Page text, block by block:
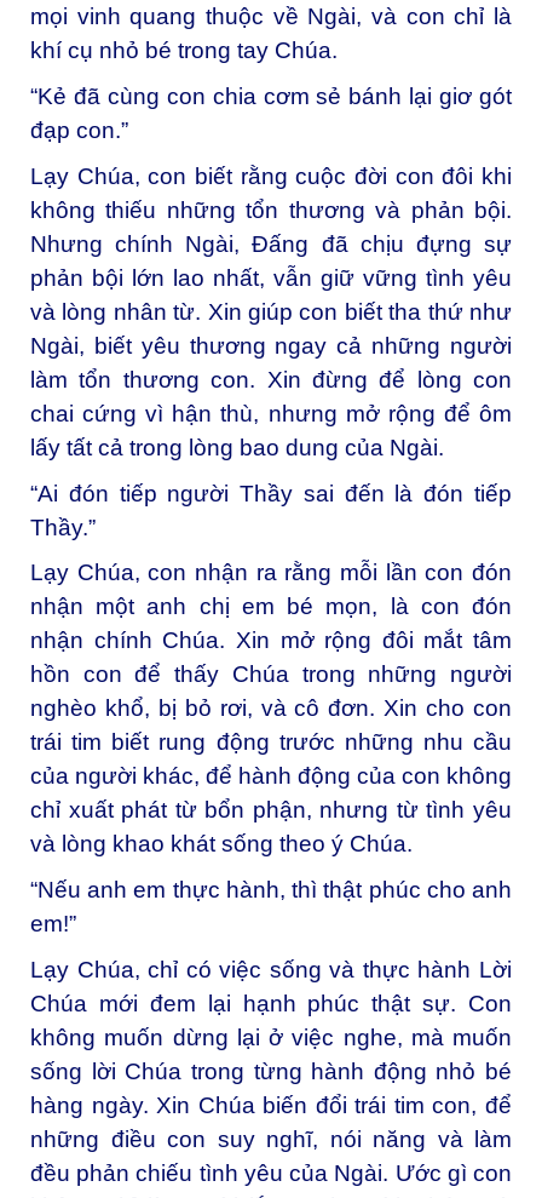
mọi vinh quang thuộc về Ngài, và con chỉ là
khí cụ nhỏ bé trong tay Chúa.
“Kẻ đã cùng con chia cơm sẻ bánh lại giơ gót
đạp con.”
Lạy Chúa, con biết rằng cuộc đời con đôi khi
không thiếu những tổn thương và phản bội.
Nhưng chính Ngài, Đấng đã chịu đựng sự
phản bội lớn lao nhất, vẫn giữ vững tình yêu
và lòng nhân từ. Xin giúp con biết tha thứ như
Ngài, biết yêu thương ngay cả những người
làm tổn thương con. Xin đừng để lòng con
chai cứng vì hận thù, nhưng mở rộng để ôm
lấy tất cả trong lòng bao dung của Ngài.
“Ai đón tiếp người Thầy sai đến là đón tiếp
Thầy.”
Lạy Chúa, con nhận ra rằng mỗi lần con đón
nhận một anh chị em bé mọn, là con đón
nhận chính Chúa. Xin mở rộng đôi mắt tâm
hồn con để thấy Chúa trong những người
nghèo khổ, bị bỏ rơi, và cô đơn. Xin cho con
trái tim biết rung động trước những nhu cầu
của người khác, để hành động của con không
chỉ xuất phát từ bổn phận, nhưng từ tình yêu
và lòng khao khát sống theo ý Chúa.
“Nếu anh em thực hành, thì thật phúc cho anh
em!”
Lạy Chúa, chỉ có việc sống và thực hành Lời
Chúa mới đem lại hạnh phúc thật sự. Con
không muốn dừng lại ở việc nghe, mà muốn
sống lời Chúa trong từng hành động nhỏ bé
hàng ngày. Xin Chúa biến đổi trái tim con, để
những điều con suy nghĩ, nói năng và làm
đều phản chiếu tình yêu của Ngài. Ước gì con